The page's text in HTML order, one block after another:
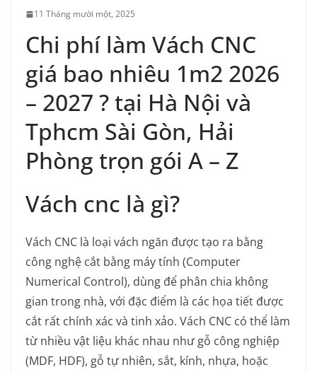
11 Tháng mười một, 2025
Chi phí làm Vách CNC
giá bao nhiêu 1m2 2026
– 2027 ? tại Hà Nội và
Tphcm Sài Gòn, Hải
Phòng trọn gói A – Z
Vách cnc là gì?
Vách CNC là loại vách ngăn được tạo ra bằng
công nghệ cắt bằng máy tính (Computer
Numerical Control), dùng để phân chia không
gian trong nhà, với đặc điểm là các họa tiết được
cắt rất chính xác và tinh xảo. Vách CNC có thể làm
từ nhiều vật liệu khác nhau như gỗ công nghiệp
(MDF, HDF), gỗ tự nhiên, sắt, kính, nhựa, hoặc